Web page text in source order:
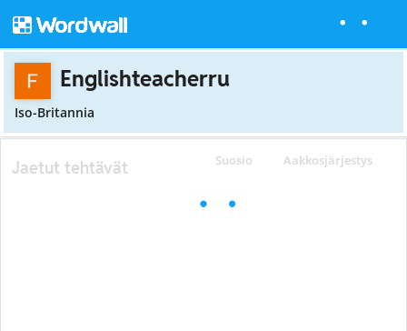
Englishteacherru
Iso-Britannia
Suosio Aakkosjärjestys
Jaetut tehtävät